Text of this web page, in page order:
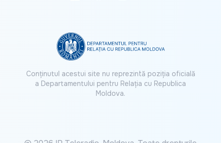
Conținutul acestui site nu reprezintă poziția oficială
a Departamentului pentru Relația cu Republica
Moldova.